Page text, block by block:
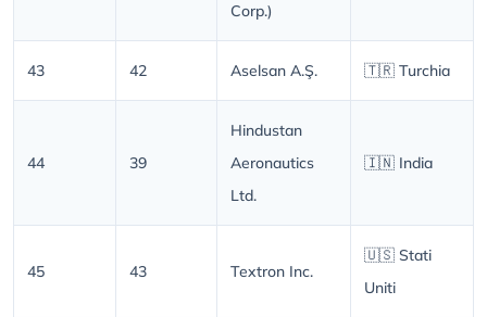
Corp.)
43 42 Aselsan A.Ş. 🇹🇷 Turchia
44 39
Hindustan
Aeronautics
Ltd.
🇮🇳 India
45 43 Textron Inc.
🇺🇸 Stati
Uniti